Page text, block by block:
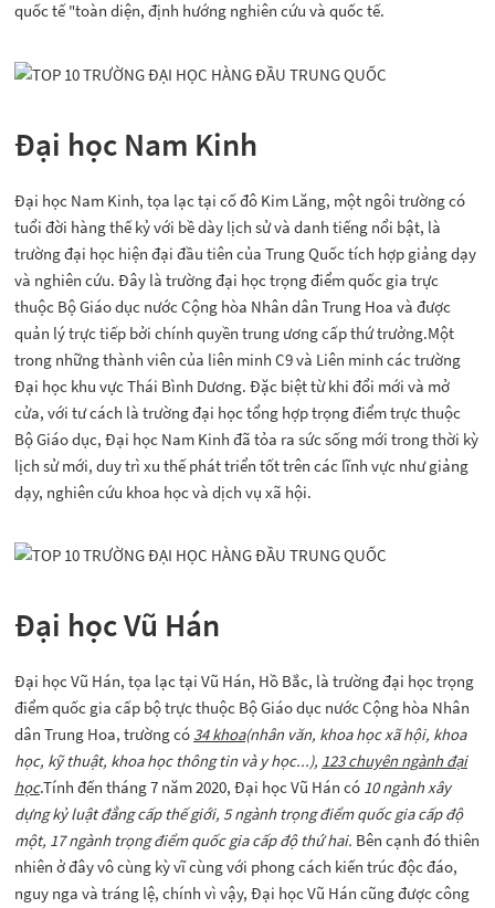
quốc tế "toàn diện, định hướng nghiên cứu và quốc tế.
Đại học Nam Kinh
Đại học Nam Kinh, tọa lạc tại cố đô Kim Lăng, một ngôi trường có
tuổi đời hàng thế kỷ với bề dày lịch sử và danh tiếng nổi bật, là
trường đại học hiện đại đầu tiên của Trung Quốc tích hợp giảng dạy
và nghiên cứu. Đây là trường đại học trọng điểm quốc gia trực
thuộc Bộ Giáo dục nước Cộng hòa Nhân dân Trung Hoa và được
quản lý trực tiếp bởi chính quyền trung ương cấp thứ trưởng.Một
trong những thành viên của liên minh C9 và Liên minh các trường
Đại học khu vực Thái Bình Dương. Đặc biệt từ khi đổi mới và mở
cửa, với tư cách là trường đại học tổng hợp trọng điểm trực thuộc
Bộ Giáo dục, Đại học Nam Kinh đã tỏa ra sức sống mới trong thời kỳ
lịch sử mới, duy trì xu thế phát triển tốt trên các lĩnh vực như giảng
dạy, nghiên cứu khoa học và dịch vụ xã hội.
Đại học Vũ Hán
Đại học Vũ Hán, tọa lạc tại Vũ Hán, Hồ Bắc, là trường đại học trọng
điểm quốc gia cấp bộ trực thuộc Bộ Giáo dục nước Cộng hòa Nhân
dân Trung Hoa, trường có 34 khoa(nhân văn, khoa học xã hội, khoa
học, kỹ thuật, khoa học thông tin và y học...), 123 chuyên ngành đại
học.Tính đến tháng 7 năm 2020, Đại học Vũ Hán có 10 ngành xây
dựng kỷ luật đẳng cấp thế giới, 5 ngành trọng điểm quốc gia cấp độ
một, 17 ngành trọng điểm quốc gia cấp độ thứ hai. Bên cạnh đó thiên
nhiên ở đây vô cùng kỳ vĩ cùng với phong cách kiến trúc độc đáo,
nguy nga và tráng lệ, chính vì vậy, Đại học Vũ Hán cũng được công